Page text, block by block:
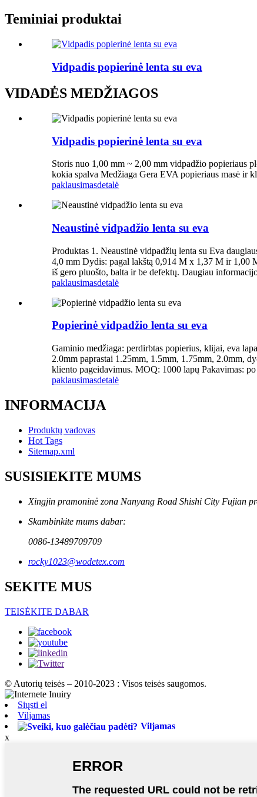
Teminiai produktai
Vidpadis popierinė lenta su eva
VIDADĖS MEDŽIAGOS
Vidpadis popierinė lenta su eva
Storis nuo 1,00 mm ~ 2,00 mm vidpadžio popieriaus
kokia spalva Medžiaga Gera EVA popieriaus masė
paklausimasdetalė
Neaustinė vidpadžio lenta su eva
Produktas 1. Neaustinė vidpadžių lenta su Eva
4,0 mm Dydis: pagal lakštą 0,914 M x 1,37 M ir 1,00
iš gero pluošto, balta ir be defektų. Daugiau
paklausimasdetalė
Popierinė vidpadžio lenta su eva
Gaminio medžiaga: perdirbtas popierius, klijai, eva
2.0mm paprastai 1.25mm, 1.5mm, 1.75mm, 2.0mm,
kliento pageidavimus. MOQ: 1000 lapų Pakavimas:
paklausimasdetalė
INFORMACIJA
Produktų vadovas
Hot Tags
Sitemap.xml
SUSISIEKITE MUMS
Xingjin pramoninė zona Nanyang Road Shishi City Fujian
Skambinkite mums dabar:
0086-13489709709
rocky1023@wodetex.com
SEKITE MUS
TEISĖKITE DABAR
© Autorių teisės – 2010-2023 : Visos teisės saugomos.
Siųsti el
Viljamas
Viljamas
x